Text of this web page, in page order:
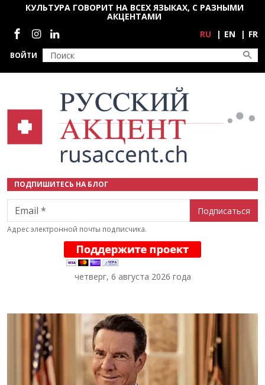
Перейти к основному содержанию
ВОЙТИ
КУЛЬТУРА ГОВОРИТ НА ВСЕХ ЯЗЫКАХ, С РАЗНЫМИ
АКЦЕНТАМИ
Социальные сети
RU EN FR
ПОДПИШИТЕСЬ НА БЛОГ
Email
Адрес электронной почты подписчика.
четверг, 6 августа 2026 года